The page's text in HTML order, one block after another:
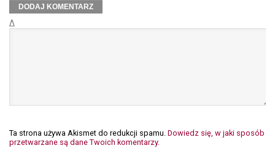
Δ
Ta strona używa Akismet do redukcji spamu. Dowiedz się, w jaki sposób
przetwarzane są dane Twoich komentarzy.